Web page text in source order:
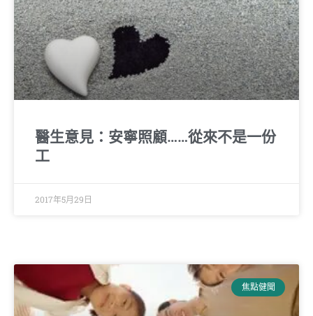
醫生意見：安寧照顧……從來不是一份
工
2017年5月29日
焦點健聞